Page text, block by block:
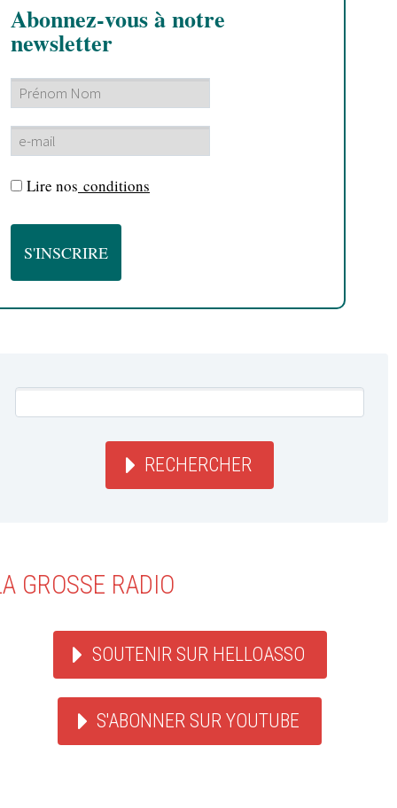
Abonnez-vous à notre
newsletter
Lire nos conditions
RECHERCHER
GROSSE RADIO
SOUTENIR SUR HELLOASSO
S'ABONNER SUR YOUTUBE